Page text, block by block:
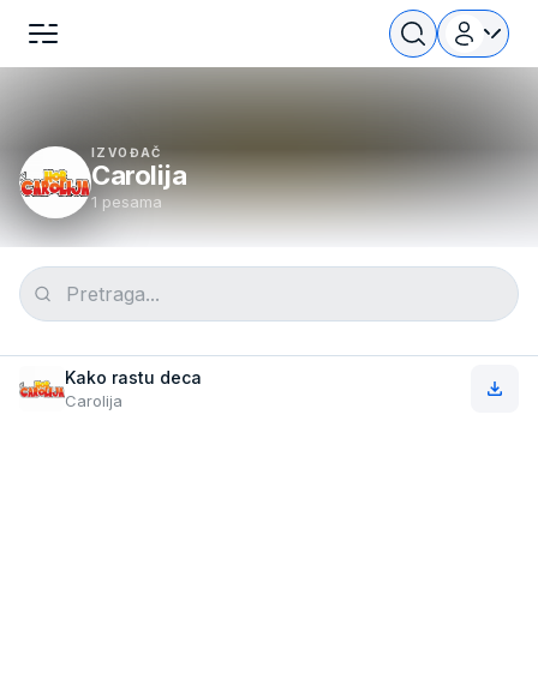
IZVOĐAČ
Carolija
1 pesama
Kako rastu deca
Carolija